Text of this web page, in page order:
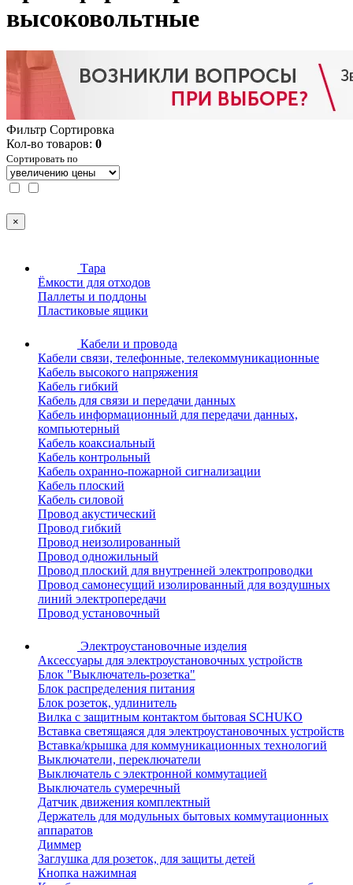
высоковольтные
Фильтр Сортировка
Кол-во товаров: 0
Сортировать по
×
Тара
Ёмкости для отходов
Паллеты и поддоны
Пластиковые ящики
Кабели и провода
Кабели связи, телефонные, телекоммуникационные
Кабель высокого напряжения
Кабель гибкий
Кабель для связи и передачи данных
Кабель информационный для передачи данных,
компьютерный
Кабель коаксиальный
Кабель контрольный
Кабель охранно-пожарной сигнализации
Кабель плоский
Кабель силовой
Провод акустический
Провод гибкий
Провод неизолированный
Провод одножильный
Провод плоский для внутренней электропроводки
Провод самонесущий изолированный для воздушных
линий электропередачи
Провод установочный
Электроустановочные изделия
Аксессуары для электроустановочных устройств
Блок "Выключатель-розетка"
Блок распределения питания
Блок розеток, удлинитель
Вилка с защитным контактом бытовая SCHUKO
Вставка светящаяся для электроустановочных устройств
Вставка/крышка для коммуникационных технологий
Выключатели, переключатели
Выключатель с электронной коммутацией
Выключатель сумеречный
Датчик движения комплектный
Держатель для модульных бытовых коммутационных
аппаратов
Диммер
Заглушка для розеток, для защиты детей
Кнопка нажимная